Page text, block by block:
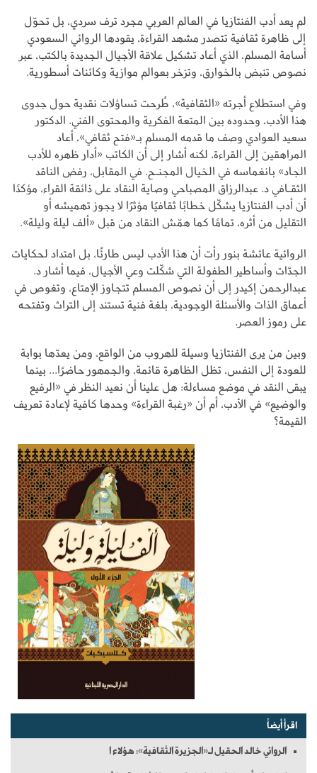
لم يعد أدب الفنتازيا في العالم العربي مجرد ترف سردي، بل تحوّل
إلى ظاهرة ثقافية تتصدر مشهد القراءة، يقودها الروائي السعودي
أسامة المسلم، الذي أعاد تشكيل علاقة الأجيال الجديدة بالكتب، عبر
نصوص تنبض بالخوارق، وتزخر بعوالم موازية وكائنات أسطورية.
وفي استطلاع أجرته «الثقافية»، طُرحت تساؤلات نقدية حول جدوى
هذا الأدب، وحدوده بين المتعة الفكرية والمحتوى الفني. الدكتور
سعيد العوادي وصف ما قدمه المسلم بـ«فتح ثقافي»، أعاد
المراهقين إلى القراءة، لكنه أشار إلى أن الكاتب «أدار ظهره للأدب
الجاد» بانغماسه في الخيال المجنـح. في المقابل، رفض الناقد
الثقـافي د. عبدالرزاق المصباحي وصاية النقاد على ذائقة القراء، مؤكدًا
أن أدب الفنتازيا يشكّل خطابًا ثقافيًا مؤثرًا لا يجوز تهميشه أو
التقليل من أثره، تمامًا كما همّش النقاد من قبل «ألف ليلة وليلة».
الروائية عائشة بنور رأت أن هذا الأدب ليس طارئًا، بل امتداد لحكايات
الجدّات وأساطير الطفولة التي شكّلت وعي الأجيال، فيما أشار د.
عبدالرحمن إكيدر إلى أن نصوص المسلم تتجاوز الإمتاع، وتغوص في
أعماق الذات والأسئلة الوجودية، بلغة فنية تستند إلى التراث وتفتحه
على رموز العصر.
وبين من يرى الفنتازيا وسيلة للهروب من الواقع، ومن يعدّها بوابة
للعودة إلى النفس، تظل الظاهرة قائمة، والجمهور حاضرًا... بينما
يبقى النقد في موضع مساءلة: هل علينا أن نعيد النظر في «الرفيع
والوضيع» في الأدب، أم أن «رغبة القراءة» وحدها كافية لإعادة تعريف
القيمة؟
اقرأ أيضاً
الروائي خالد الحقيل لـ«الجزيرة الثقافية»: هؤلاء ا